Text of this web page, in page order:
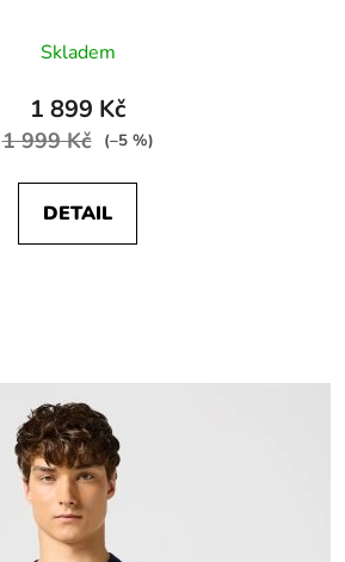
Skladem
1 899 Kč
1 999 Kč (–5 %)
DETAIL